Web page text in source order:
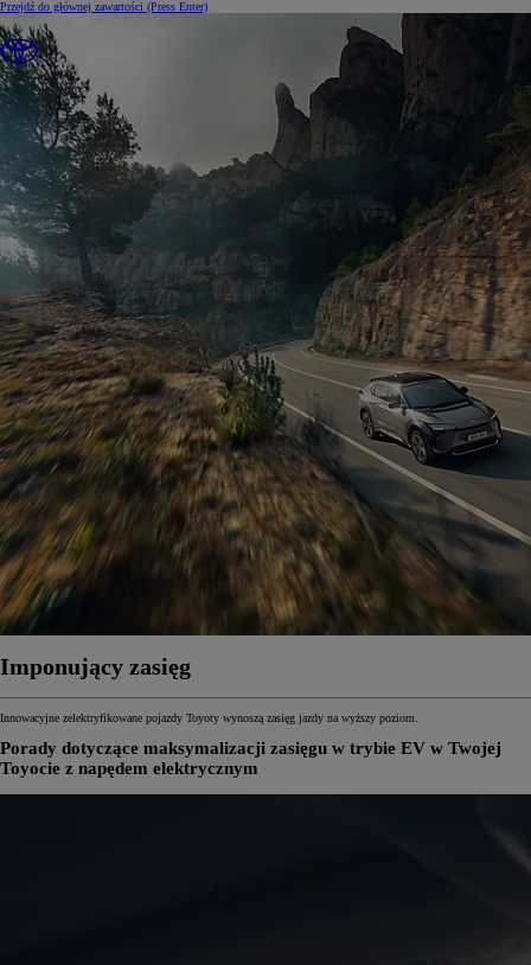
Przejdź do głównej zawartości (Press Enter)
Imponujący zasięg
Innowacyjne zelektryfikowane pojazdy Toyoty wynoszą zasięg jazdy na wyższy poziom.
Porady dotyczące maksymalizacji zasięgu w trybie EV w Twojej
Toyocie z napędem elektrycznym